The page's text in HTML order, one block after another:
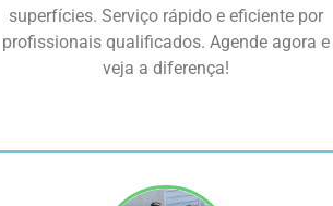
superfícies. Serviço rápido e eficiente por
profissionais qualificados. Agende agora e
veja a diferença!